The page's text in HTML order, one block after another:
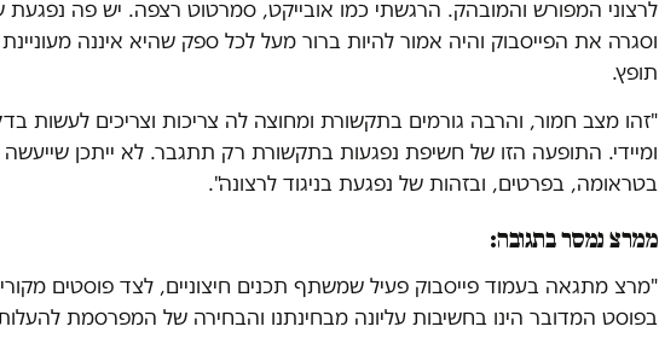
לרצוני המפורש והמובהק. הרגשתי כמו אובייקט, סמרטוט רצפה. יש פה
וסגרה את הפייסבוק והיה אמור להיות ברור מעל לכל ספק שהיא איננה
תופץ.
"זהו מצב חמור, והרבה גורמים בתקשורת ומחוצה לה צריכות וצריכים לעשות
ומיידי. התופעה הזו של חשיפת נפגעות בתקשורת רק תתגבר. לא ייתכן
בטראומה, בפרטים, ובזהות של נפגעת בניגוד לרצונה".
ממרצ נמסר בתגובה:
"מרצ מתגאה בעמוד פייסבוק פעיל שמשתף תכנים חיצוניים, לצד פוסטים
בפוסט המדובר הינו בחשיבות עליונה מבחינתנו והבחירה של המפרסמת